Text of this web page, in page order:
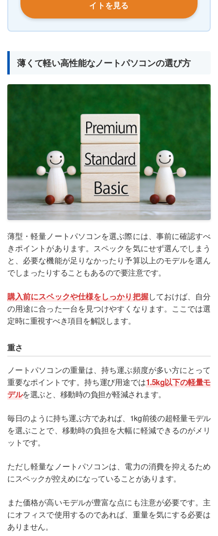
イトを見る
薄くて軽い高性能なノートパソコンの選び方
薄型・軽量ノートパソコンを選ぶ際には、事前に確認すべ
きポイントがあります。スペックを気にせず選んでしまう
と、必要な機能が足りなかったり予算以上のモデルを選ん
でしまったりすることもあるので要注意です。
購入前にスペックや仕様をしっかり把握しておけば、自分
の用途に合った一台を見つけやすくなります。ここでは選
定時に重視すべき項目を解説します。
重さ
ノートパソコンの重量は、持ち運ぶ頻度が多い方にとって
重要なポイントです。持ち運び用途では1.5kg以下の軽量モ
デルを選ぶと、移動時の負担が軽減されます。
毎日のように持ち運ぶ方であれば、1kg前後の超軽量モデル
を選ぶことで、移動時の負担を大幅に軽減できるのがメリ
ットです。
ただし軽量なノートパソコンは、電力の消費を抑えるため
にスペックが控えめになっていることがあります。
また価格が高いモデルが豊富な点にも注意が必要です。主
にオフィスで使用するのであれば、重量を気にする必要は
ありません。